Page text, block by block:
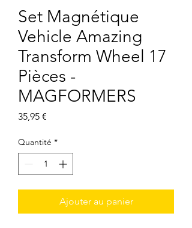
Set Magnétique
Vehicle Amazing
Transform Wheel 17
Pièces -
MAGFORMERS
35,95 €
Quantité *
Ajouter au panier